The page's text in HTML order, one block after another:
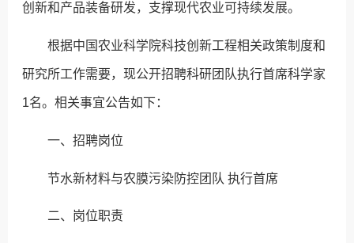
创新和产品装备研发，支撑现代农业可持续发展。
根据中国农业科学院科技创新工程相关政策制度和
研究所工作需要，现公开招聘科研团队执行首席科学家
1名。相关事宜公告如下：
一、招聘岗位
节水新材料与农膜污染防控团队 执行首席
二、岗位职责